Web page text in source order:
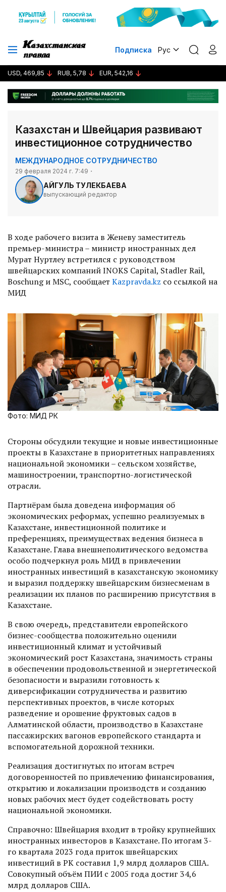
Подписка Рус
USD, 469,85 RUB, 5,78 EUR, 542,16
Казахстан и Швейцария развивают
инвестиционное сотрудничество
МЕЖДУНАРОДНОЕ СОТРУДНИЧЕСТВО
29 февраля 2024 г. 7:49
АЙГУЛЬ ТУЛЕКБАЕВА
выпускающий редактор
В ходе рабочего визита в Женеву заместитель
премьер-министра – министр иностранных дел
Мурат Нуртлеу встретился с руководством
швейцарских компаний INOKS Capital, Stadler Rail,
Воѕсhung и MSC, сообщает Kazpravda.kz со ссылкой на
МИД
Фото: МИД РК
Стороны обсудили текущие и новые инвестиционные
проекты в Казахстане в приоритетных направлениях
национальной экономики – сельском хозяйстве,
машиностроении, транспортно-логистической
отрасли.
Партнёрам была доведена информация об
экономических реформах, успешно реализуемых в
Казахстане, инвестиционной политике и
преференциях, преимуществах ведения бизнеса в
Казахстане. Глава внешнеполитического ведомства
особо подчеркнул роль МИД в привлечении
иностранных инвестиций в казахстанскую экономику
и выразил поддержку швейцарским бизнесменам в
реализации их планов по расширению присутствия в
Казахстане.
В свою очередь, представители европейского
бизнес-сообщества положительно оценили
инвестиционный климат и устойчивый
экономический рост Казахстана, значимость страны
в обеспечении продовольственной и энергетической
безопасности и выразили готовность к
диверсификации сотрудничества и развитию
перспективных проектов, в числе которых
разведение и орошение фруктовых садов в
Алматинской области, производство в Казахстане
пассажирских вагонов европейского стандарта и
вспомогательной дорожной техники.
Реализация достигнутых по итогам встреч
договоренностей по привлечению финансирования,
открытию и локализации производств и созданию
новых рабочих мест будет содействовать росту
национальной экономики.
Справочно: Швейцария входит в тройку крупнейших
иностранных инвесторов в Казахстане. По итогам 3-
го квартала 2023 года приток швейцарских
инвестиций в РК составил 1,9 млрд долларов США.
Совокупный объём ПИИ с 2005 года достиг 34,6
млрд долларов США.